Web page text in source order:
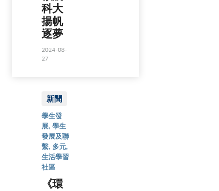
科大
揚帆
逐夢
2024-08-
27
新聞
學生發
展, 學生
發展及聯
繫, 多元,
生活學習
社區
《環